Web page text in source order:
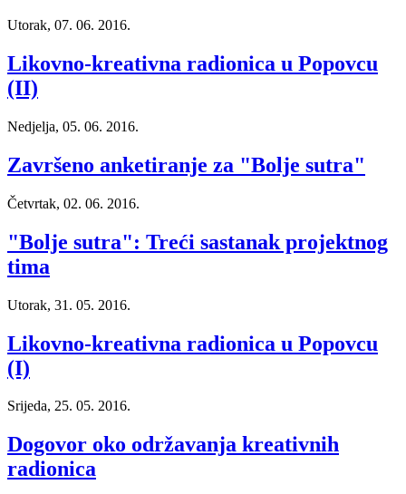
Utorak, 07. 06. 2016.
Likovno-kreativna radionica u Popovcu
(II)
Nedjelja, 05. 06. 2016.
Završeno anketiranje za "Bolje sutra"
Četvrtak, 02. 06. 2016.
"Bolje sutra": Treći sastanak projektnog
tima
Utorak, 31. 05. 2016.
Likovno-kreativna radionica u Popovcu
(I)
Srijeda, 25. 05. 2016.
Dogovor oko održavanja kreativnih
radionica